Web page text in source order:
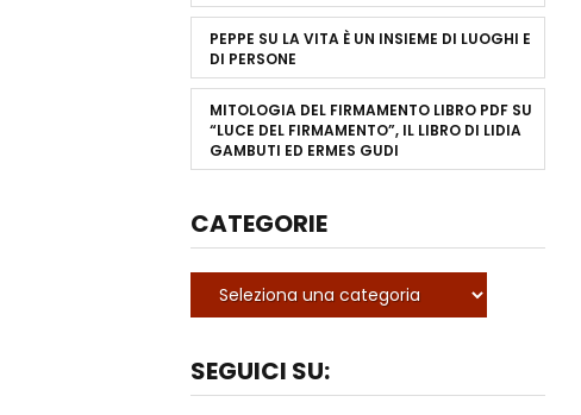
PEPPE SU LA VITA È UN INSIEME DI LUOGHI E
DI PERSONE
MITOLOGIA DEL FIRMAMENTO LIBRO PDFSU
“LUCE DEL FIRMAMENTO”, IL LIBRO DI LIDIA
GAMBUTI ED ERMES GUDI
CATEGORIE
SEGUICI SU: